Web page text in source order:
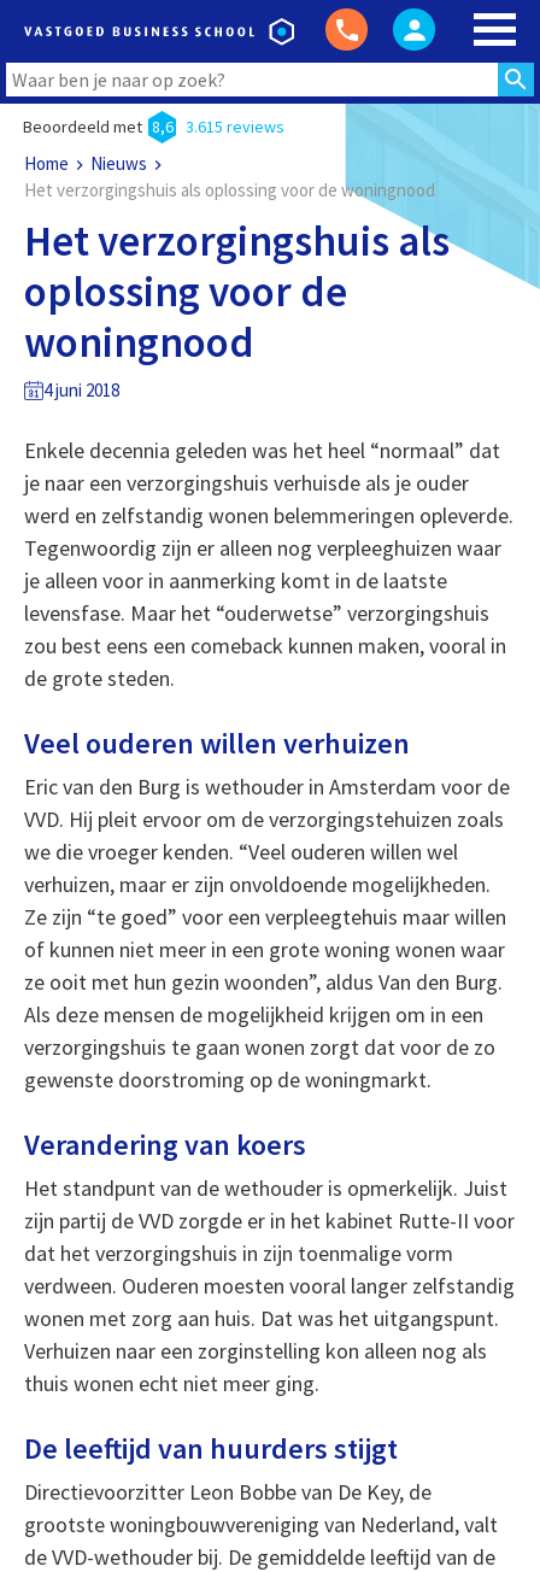
Beoordeeld met 8,6 3.615 reviews
Home
Nieuws
Het verzorgingshuis als oplossing voor de woningnood
Het verzorgingshuis als
oplossing voor de
woningnood
4 juni 2018
Enkele decennia geleden was het heel “normaal” dat
je naar een verzorgingshuis verhuisde als je ouder
werd en zelfstandig wonen belemmeringen opleverde.
Tegenwoordig zijn er alleen nog verpleeghuizen waar
je alleen voor in aanmerking komt in de laatste
levensfase. Maar het “ouderwetse” verzorgingshuis
zou best eens een comeback kunnen maken, vooral in
de grote steden.
Veel ouderen willen verhuizen
Eric van den Burg is wethouder in Amsterdam voor de
VVD. Hij pleit ervoor om de verzorgingstehuizen zoals
we die vroeger kenden. “Veel ouderen willen wel
verhuizen, maar er zijn onvoldoende mogelijkheden.
Ze zijn “te goed” voor een verpleegtehuis maar willen
of kunnen niet meer in een grote woning wonen waar
ze ooit met hun gezin woonden”, aldus Van den Burg.
Als deze mensen de mogelijkheid krijgen om in een
verzorgingshuis te gaan wonen zorgt dat voor de zo
gewenste doorstroming op de woningmarkt.
Verandering van koers
Het standpunt van de wethouder is opmerkelijk. Juist
zijn partij de VVD zorgde er in het kabinet Rutte-II voor
dat het verzorgingshuis in zijn toenmalige vorm
verdween. Ouderen moesten vooral langer zelfstandig
wonen met zorg aan huis. Dat was het uitgangspunt.
Verhuizen naar een zorginstelling kon alleen nog als
thuis wonen echt niet meer ging.
De leeftijd van huurders stijgt
Directievoorzitter Leon Bobbe van De Key, de
grootste woningbouwvereniging van Nederland, valt
de VVD-wethouder bij. De gemiddelde leeftijd van de